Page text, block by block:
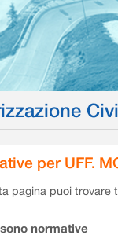
per UFF.
pagina puoi
normative